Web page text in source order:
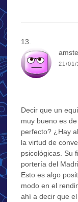
21/01/
Decir que un
muy bueno es
perfecto? ¿Hay
la virtud de
psicológicas. Su
portería del
Esto es algo
modo en el
ahí a decir que